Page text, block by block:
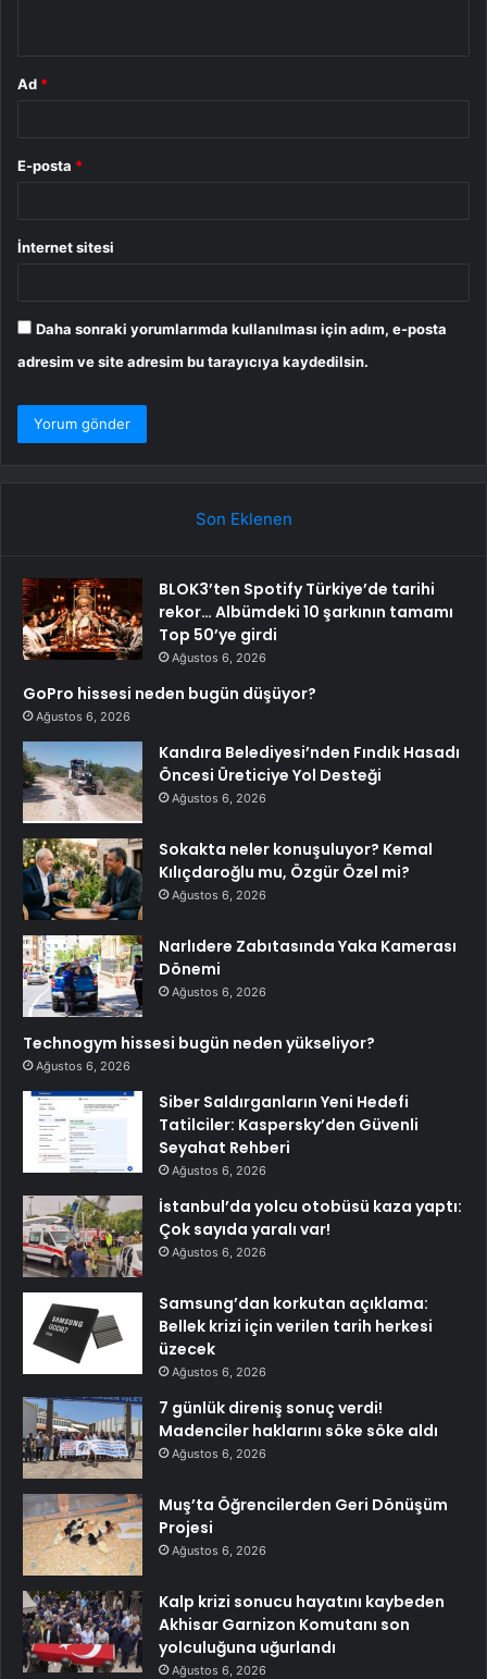
Ad *
E-posta *
İnternet sitesi
Daha sonraki yorumlarımda kullanılması için adım, e-posta
adresim ve site adresim bu tarayıcıya kaydedilsin.
Son Eklenen
BLOK3’ten Spotify Türkiye’de tarihi
rekor… Albümdeki 10 şarkının tamamı
Top 50’ye girdi
Ağustos 6, 2026
GoPro hissesi neden bugün düşüyor?
Ağustos 6, 2026
Kandıra Belediyesi’nden Fındık Hasadı
Öncesi Üreticiye Yol Desteği
Ağustos 6, 2026
Sokakta neler konuşuluyor? Kemal
Kılıçdaroğlu mu, Özgür Özel mi?
Ağustos 6, 2026
Narlıdere Zabıtasında Yaka Kamerası
Dönemi
Ağustos 6, 2026
Technogym hissesi bugün neden yükseliyor?
Ağustos 6, 2026
Siber Saldırganların Yeni Hedefi
Tatilciler: Kaspersky’den Güvenli
Seyahat Rehberi
Ağustos 6, 2026
İstanbul’da yolcu otobüsü kaza yaptı:
Çok sayıda yaralı var!
Ağustos 6, 2026
Samsung’dan korkutan açıklama:
Bellek krizi için verilen tarih herkesi
üzecek
Ağustos 6, 2026
7 günlük direniş sonuç verdi!
Madenciler haklarını söke söke aldı
Ağustos 6, 2026
Muş’ta Öğrencilerden Geri Dönüşüm
Projesi
Ağustos 6, 2026
Kalp krizi sonucu hayatını kaybeden
Akhisar Garnizon Komutanı son
yolculuğuna uğurlandı
Ağustos 6, 2026